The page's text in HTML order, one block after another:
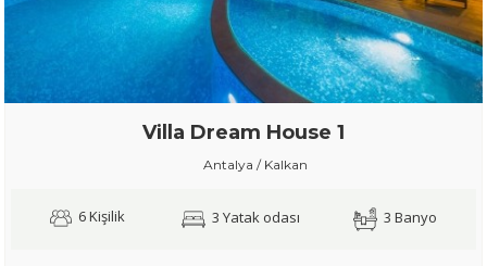
Villa Dream House 1
Antalya / Kalkan
6 Kişilik 3 Yatak odası 3 Banyo